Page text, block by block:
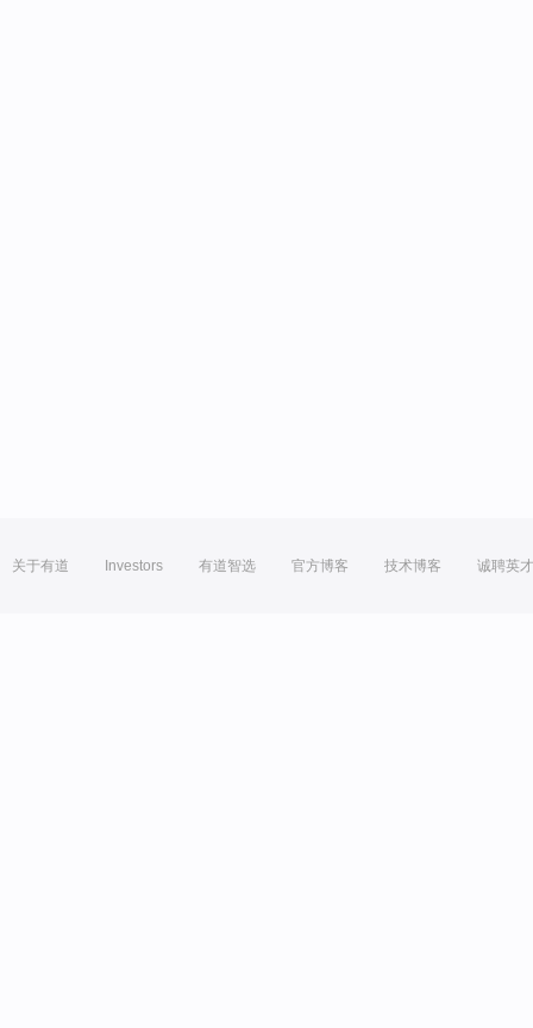
关于有道 Investors 有道智选 官方博客 技术博客 诚聘英才